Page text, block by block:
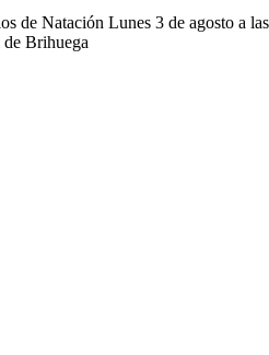
de Natación Lunes 3 de agosto a las
Brihuega